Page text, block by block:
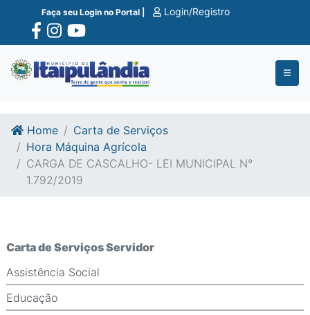
Ir para o conte�do
Ir para o fim do conte�do
Faça seu Login no Portal | Login/Registro
Home
Carta de Serviços
Hora Máquina Agrícola
CARGA DE CASCALHO- LEI MUNICIPAL N°
1.792/2019
Carta de Serviços Servidor
Assistência Social
Educação